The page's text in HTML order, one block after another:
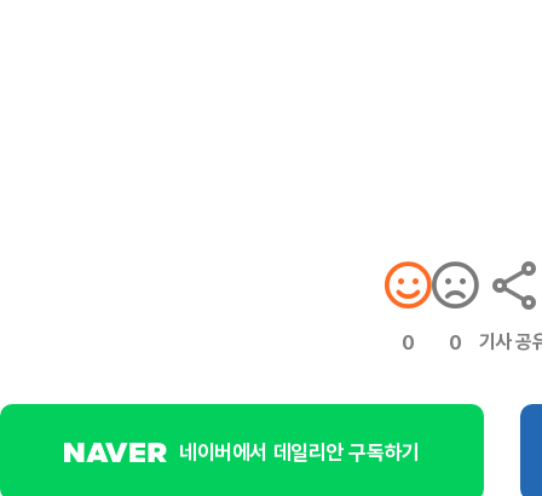
0 0 기사 공
네이버에서 데일리안 구독하기